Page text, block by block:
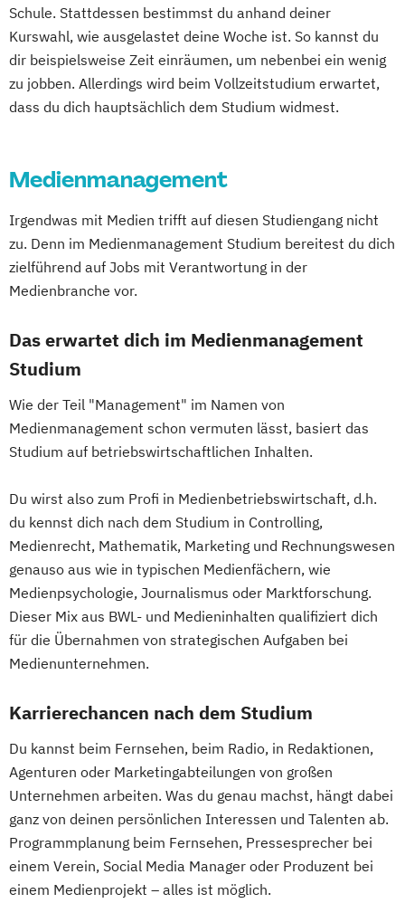
Schule. Stattdessen bestimmst du anhand deiner
Kurswahl, wie ausgelastet deine Woche ist. So kannst du
dir beispielsweise Zeit einräumen, um nebenbei ein wenig
zu jobben. Allerdings wird beim Vollzeitstudium erwartet,
dass du dich hauptsächlich dem Studium widmest.
Medienmanagement
Irgendwas mit Medien trifft auf diesen Studiengang nicht
zu. Denn im Medienmanagement Studium bereitest du dich
zielführend auf Jobs mit Verantwortung in der
Medienbranche vor.
Das erwartet dich im Medienmanagement
Studium
Wie der Teil "Management" im Namen von
Medienmanagement schon vermuten lässt, basiert das
Studium auf betriebswirtschaftlichen Inhalten.
Du wirst also zum Profi in Medienbetriebswirtschaft, d.h.
du kennst dich nach dem Studium in Controlling,
Medienrecht, Mathematik, Marketing und Rechnungswesen
genauso aus wie in typischen Medienfächern, wie
Medienpsychologie, Journalismus oder Marktforschung.
Dieser Mix aus BWL- und Medieninhalten qualifiziert dich
für die Übernahmen von strategischen Aufgaben bei
Medienunternehmen.
Karrierechancen nach dem Studium
Du kannst beim Fernsehen, beim Radio, in Redaktionen,
Agenturen oder Marketingabteilungen von großen
Unternehmen arbeiten. Was du genau machst, hängt dabei
ganz von deinen persönlichen Interessen und Talenten ab.
Programmplanung beim Fernsehen, Pressesprecher bei
einem Verein, Social Media Manager oder Produzent bei
einem Medienprojekt – alles ist möglich.